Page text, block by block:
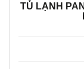
TỦ LẠNH